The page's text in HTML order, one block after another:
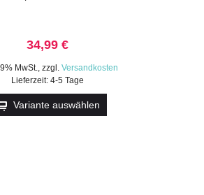
34,99 €
MwSt., zzgl. Versandkosten
Lieferzeit: 4-5 Tage
Variante auswählen